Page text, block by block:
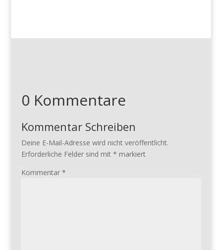
0 Kommentare
Kommentar Schreiben
Deine E-Mail-Adresse wird nicht veröffentlicht.
Erforderliche Felder sind mit * markiert
Kommentar *